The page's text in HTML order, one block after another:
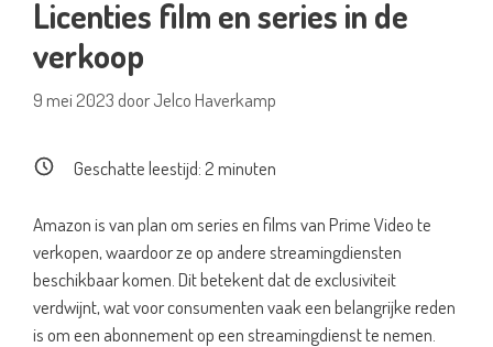
Licenties film en series in de
verkoop
9 mei 2023 doorJelco Haverkamp
Geschatte leestijd:2minuten
Amazon is van plan om series en films van Prime Video te
verkopen, waardoor ze op andere streamingdiensten
beschikbaar komen. Dit betekent dat de exclusiviteit
verdwijnt, wat voor consumenten vaak een belangrijke reden
is om een abonnement op een streamingdienst te nemen.